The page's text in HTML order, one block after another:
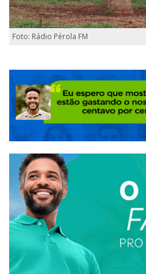
Foto: Rádio Pérola FM